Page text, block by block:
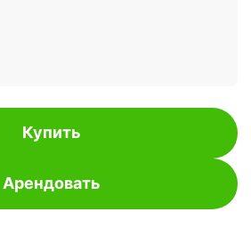
Купить
Арендовать